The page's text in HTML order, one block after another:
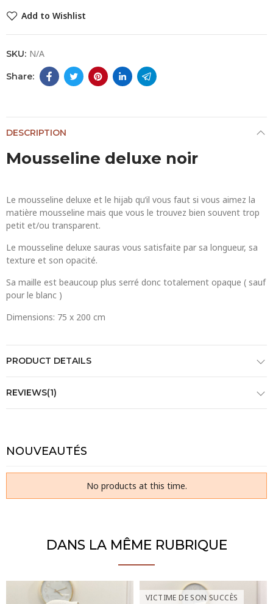
Add to Wishlist
SKU: N/A
DESCRIPTION
Mousseline deluxe noir
Le mousseline deluxe et le hijab qu’il vous faut si vous aimez la
matière mousseline mais que vous le trouvez bien souvent trop
petit et/ou transparent.
Le mousseline deluxe sauras vous satisfaite par sa longueur, sa
texture et son opacité.
Sa maille est beaucoup plus serré donc totalement opaque ( sauf
pour le blanc )
Dimensions: 75 x 200 cm
PRODUCT DETAILS
REVIEWS(1)
NOUVEAUTÉS
No products at this time.
DANS LA MÊME RUBRIQUE
VICTIME DE SON SUCCÈS